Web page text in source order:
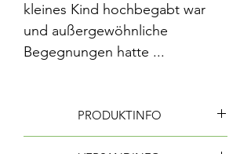
kleines Kind hochbegabt war
und außergewöhnliche
Begegnungen hatte ...
PRODUKTINFO